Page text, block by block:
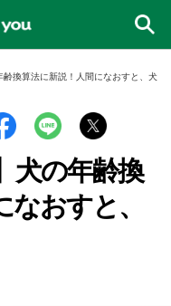
齢換算法に新説！人間になおすと、犬
犬の年齢換
おすと、